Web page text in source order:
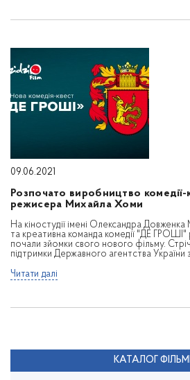
09.06.2021
Розпочато виробництво
режисера Михайла Хоми
На кіностудії імені Олександра
та креативна команда комедії "ДЕ ГРОШІ"
почали зйомки свого нового фільму.
підтримки Державного агентства України
Читати далі
КАТАЛОГ